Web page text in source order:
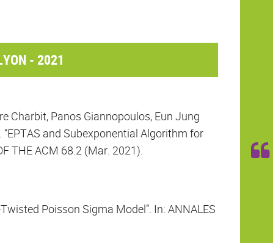
- 2021
Charbit, Panos Giannopoulos, Eun Jung
and Subexponential Algorithm for
THE ACM 68.2 (Mar. 2021).
Poisson Sigma Model”. In: ANNALES